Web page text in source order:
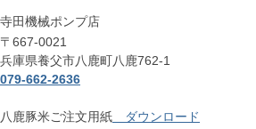
寺田機械ポンプ店
〒667-0021
兵庫県養父市八鹿町八鹿762-1
079-662-2636
八鹿豚米ご注文用紙 ダウンロード